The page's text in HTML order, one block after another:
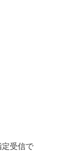
定受信で